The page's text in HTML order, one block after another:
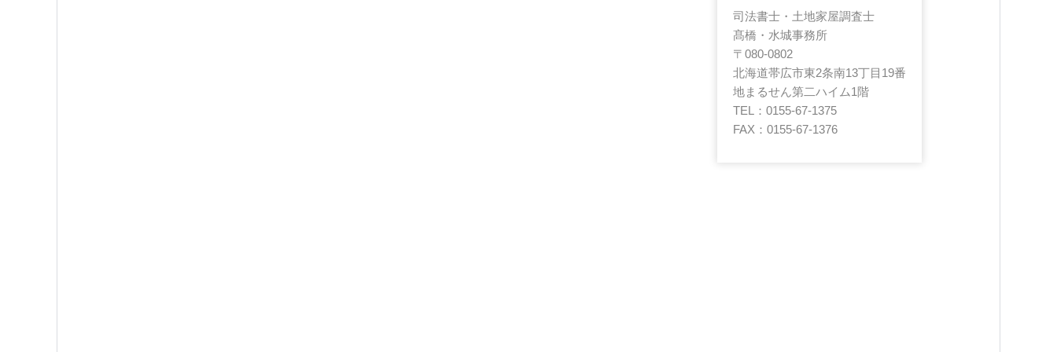
司法書士・土地家屋調査士
髙橋・水城事務所
〒080-0802
北海道帯広市東2条南13丁目19番
地まるせん第二ハイム1階
TEL：0155-67-1375
FAX：0155-67-1376